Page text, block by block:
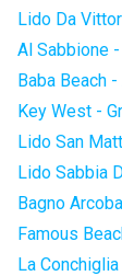
Lido Da
Al Sabbione
Baba Beach
Key West -
Lido San
Lido Sabbia
Bagno
Famous
La